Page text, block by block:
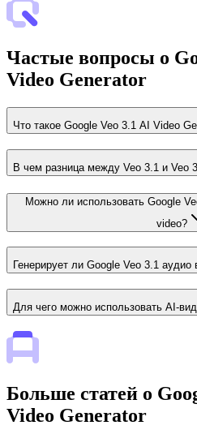
Частые вопросы о
Video Generator
Что такое Google Veo 3.1 AI Video
В чем разница между Veo 3.1 и Veo
Можно ли использовать Google
video?
Генерирует ли Google Veo 3.1 аудио
Для чего можно использовать AI-
Больше статей о
Video Generator